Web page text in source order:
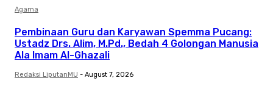
Agama
Pembinaan Guru dan Karyawan Spemma Pucang:
Ustadz Drs. Alim, M.Pd., Bedah 4 Golongan Manusia
Ala Imam Al-Ghazali
Redaksi LiputanMU - August 7, 2026